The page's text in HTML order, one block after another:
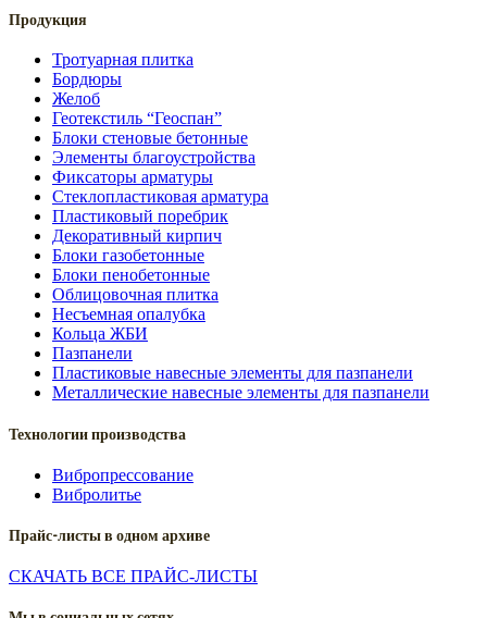
Продукция
Тротуарная плитка
Бордюры
Желоб
Геотекстиль “Геоспан”
Блоки стеновые бетонные
Элементы благоустройства
Фиксаторы арматуры
Стеклопластиковая арматура
Пластиковый поребрик
Декоративный кирпич
Блоки газобетонные
Блоки пенобетонные
Облицовочная плитка
Несъемная опалубка
Кольца ЖБИ
Пазпанели
Пластиковые навесные элементы для пазпанели
Металлические навесные элементы для пазпанели
Технологии производства
Вибропрессование
Вибролитье
Прайс-листы в одном архиве
СКАЧАТЬ ВСЕ ПРАЙС-ЛИСТЫ